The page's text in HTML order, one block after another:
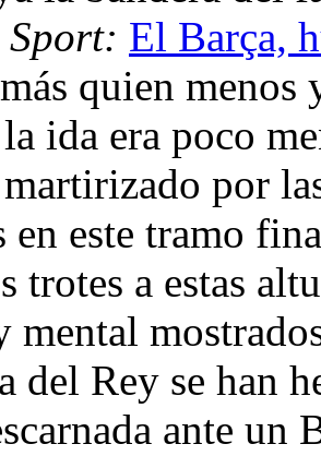
El Barça,
quien menos
ida era poco
por
en este tramo
trotes a estas
mental
del Rey se han
ante